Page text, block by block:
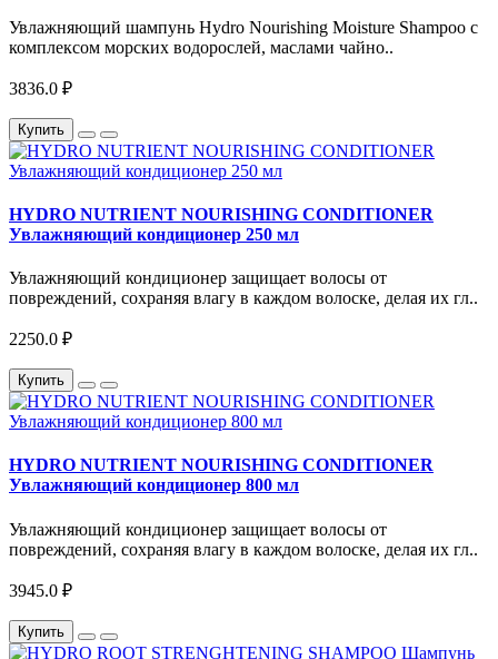
Увлажняющий шампунь Hydro Nourishing Moisture Shampoo с
комплексом морских водорослей, маслами чайно..
3836.0 ₽
Купить
HYDRO NUTRIENT NOURISHING CONDITIONER
Увлажняющий кондиционер 250 мл
Увлажняющий кондиционер защищает волосы от
повреждений, сохраняя влагу в каждом волоске, делая их гл..
2250.0 ₽
Купить
HYDRO NUTRIENT NOURISHING CONDITIONER
Увлажняющий кондиционер 800 мл
Увлажняющий кондиционер защищает волосы от
повреждений, сохраняя влагу в каждом волоске, делая их гл..
3945.0 ₽
Купить